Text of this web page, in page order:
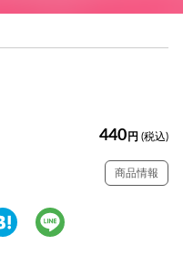
440 円 (税込)
商品情報